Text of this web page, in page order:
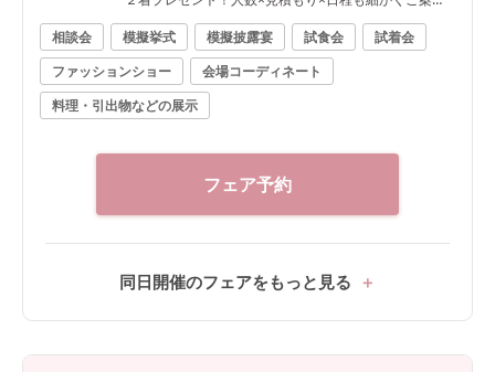
内！
相談会 模擬挙式 模擬披露宴 試食会
試着会
ファッションショー
会場コーディネート
料理・引出物などの展示
フェア予約
同日開催のフェアをもっと見る